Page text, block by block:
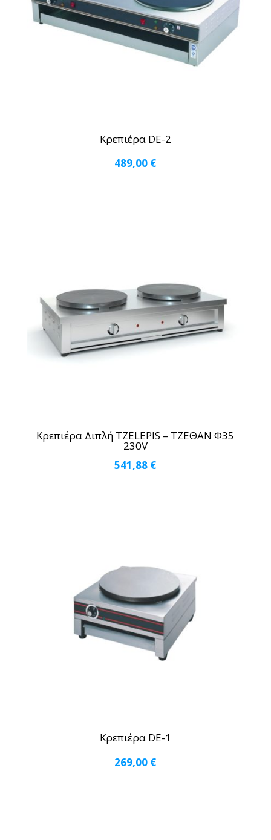
Κρεπιέρα DE-2
489,00 €
Κρεπιέρα Διπλή TZELEPIS – ΤΖΕΘΑΝ Φ35
230V
541,88 €
Κρεπιέρα DE-1
269,00 €